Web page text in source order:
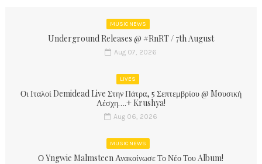
MUSIC NEWS
Underground Releases @ #RnRT / 7th August
Aug 07, 2026
LIVES
Οι Ιταλοί Demidead Live Στην Πάτρα, 5 Σεπτεμβρίου @ Moυσική
Λέσχη….+ Krushya!
Aug 06, 2026
MUSIC NEWS
Ο Yngwie Malmsteen Ανακοίνωσε Το Νέο Του Album!